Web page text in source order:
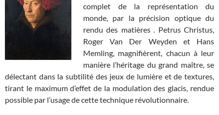
complet de la représentation du
monde, par la précision optique du
rendu des matières . Petrus Christus,
Roger Van Der Weyden et Hans
Memling, magnifièrent, chacun à leur
manière l’héritage du grand maître, se
délectant dans la subtilité des jeux de lumière et de textures,
tirant le maximum d’effet de la modulation des glacis, rendue
possible par l’usage de cette technique révolutionnaire.